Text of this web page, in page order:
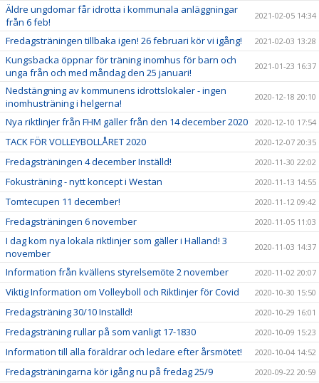
Äldre ungdomar får idrotta i kommunala anläggningar
från 6 feb!
2021-02-05 14:34
Fredagsträningen tillbaka igen! 26 februari kör vi igång! 2021-02-03 13:28
Kungsbacka öppnar för träning inomhus för barn och
unga från och med måndag den 25 januari!
2021-01-23 16:37
Nedstängning av kommunens idrottslokaler - ingen
inomhusträning i helgerna!
2020-12-18 20:10
Nya riktlinjer från FHM gäller från den 14 december 2020 2020-12-10 17:54
TACK FÖR VOLLEYBOLLÅRET 2020 2020-12-07 20:35
Fredagsträningen 4 december Inställd! 2020-11-30 22:02
Fokusträning - nytt koncept i Westan 2020-11-13 14:55
Tomtecupen 11 december! 2020-11-12 09:42
Fredagsträningen 6 november 2020-11-05 11:03
I dag kom nya lokala riktlinjer som gäller i Halland! 3
november
2020-11-03 14:37
Information från kvällens styrelsemöte 2 november 2020-11-02 20:07
Viktig Information om Volleyboll och Riktlinjer för Covid 2020-10-30 15:50
Fredagsträning 30/10 Inställd! 2020-10-29 16:01
Fredagsträning rullar på som vanligt 17-1830 2020-10-09 15:23
Information till alla föräldrar och ledare efter årsmötet! 2020-10-04 14:52
Fredagsträningarna kör igång nu på fredag 25/9 2020-09-22 20:59